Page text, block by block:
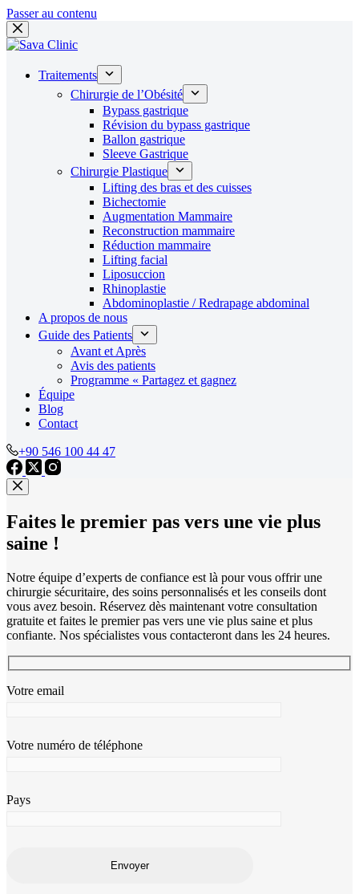
Passer au contenu
Traitements
Chirurgie de l’Obésité
Bypass gastrique
Révision du bypass gastrique
Ballon gastrique
Sleeve Gastrique
Chirurgie Plastique
Lifting des bras et des cuisses
Bichectomie
Augmentation Mammaire
Reconstruction mammaire
Réduction mammaire
Lifting facial
Liposuccion
Rhinoplastie
Abdominoplastie / Redrapage abdominal
A propos de nous
Guide des Patients
Avant et Après
Avis des patients
Programme « Partagez et gagnez
Équipe
Blog
Contact
+90 546 100 44 47
Faites le premier pas vers une vie plus
saine !
Notre équipe d’experts de confiance est là pour vous offrir une
chirurgie sécuritaire, des soins personnalisés et les conseils dont
vous avez besoin. Réservez dès maintenant votre consultation
gratuite et faites le premier pas vers une vie plus saine et plus
confiante. Nos spécialistes vous contacteront dans les 24 heures.
Votre email
Votre numéro de téléphone
Pays